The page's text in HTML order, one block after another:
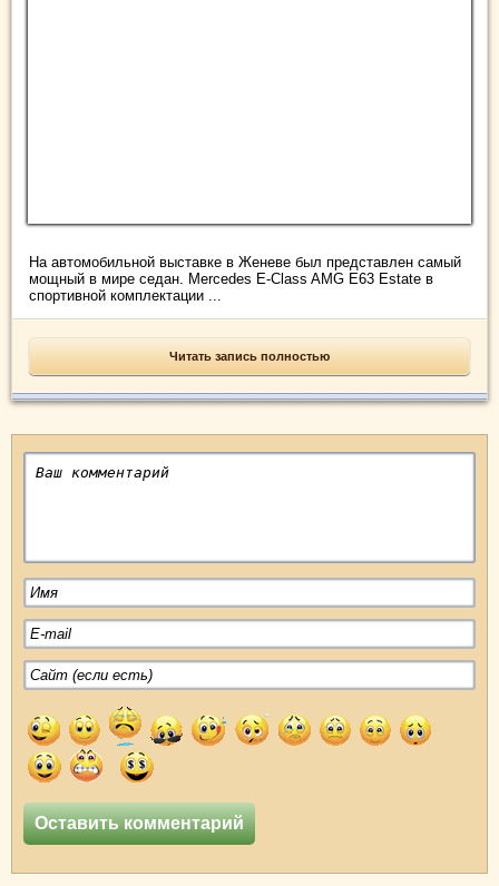
На автомобильной выставке в Женеве был представлен самый
мощный в мире седан. Mercedes E-Class AMG E63 Estate в
спортивной комплектации ...
Читать запись полностью